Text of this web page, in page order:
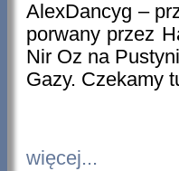
AlexDancyg –
porwany przez
Nir Oz na
Gazy. Czekamy
więcej...